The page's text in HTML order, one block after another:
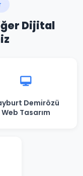
Dijital
Demirözü
Web Tasarım